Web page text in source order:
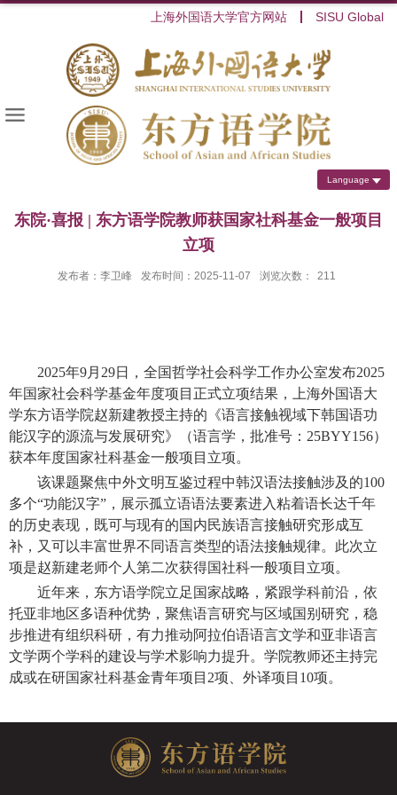
上海外国语大学官方网站 SISU Global
Language
东院·喜报 | 东方语学院教师获国家社科基金一般项目
立项
发布者：李卫峰 发布时间：2025-11-07 浏览次数： 211
2025年9月 29日，全国哲学社会科学工作办公室发布2025
年国家社会科学基金年度项目正式立项结果，上海外国语大
学东方语学院赵新建教授主持的《语言接触视域下韩国语功
能汉字的源流与发展研究》（语言学，批准号： 25BYY156）
获本年度国家社科基金一般项目立项。
该课题聚焦中外文明互鉴过程中韩汉语法接触涉及的100
多个“功能汉字”，展示孤立语语法要素进入粘着语长达千年
的历史表现，既可与现有的国内民族语言接触研究形成互
补，又可以丰富世界不同语言类型的语法接触规律。此次立
项是赵新建老师个人第二次获得国社科一般项目立项。
近年来，东方语学院立足国家战略，紧跟学科前沿，依
托亚非地区多语种优势，聚焦语言研究与区域国别研究，稳
步推进有组织科研，有力推动阿拉伯语语言文学和亚非语言
文学两个学科的建设与学术影响力提升。学院教师还主持完
成或在研国家社科基金青年项目 2项、外译项目 10项。